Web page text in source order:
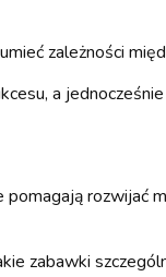
zależności
a
rozwijać
zabawki